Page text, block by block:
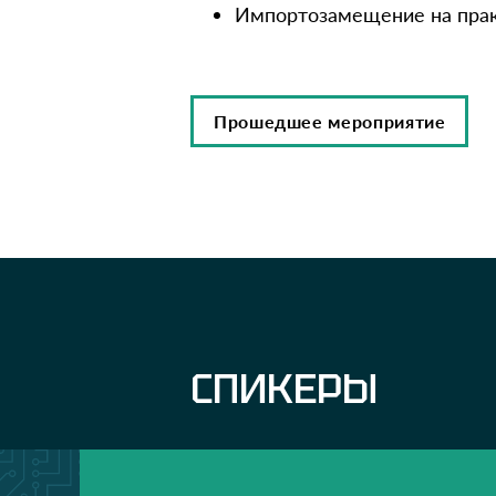
Импортозамещение на
Прошедшее мероприятие
СПИКЕРЫ